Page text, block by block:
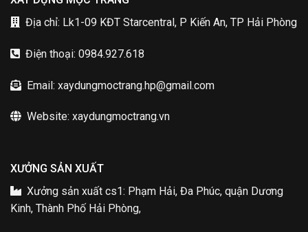
Địa chỉ: Lk1-09 KĐT Starcentral, P Kiến An, TP Hải Phòng
Điện thoại: 0984.927.618
Email: xaydungmoctrang.hp@gmail.com
Website: xaydungmoctrang.vn
XƯỞNG SẢN XUẤT
Xưởng sản xuất cs1: Phạm Hải, Đa Phúc, quận Dương
Kinh, Thành Phố Hải Phòng,